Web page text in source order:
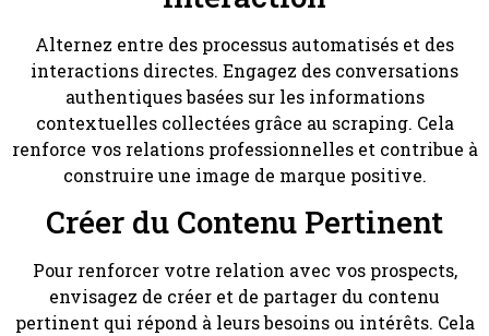
Alternez entre des processus automatisés et des
interactions directes. Engagez des conversations
authentiques basées sur les informations
contextuelles collectées grâce au scraping. Cela
renforce vos relations professionnelles et contribue à
construire une image de marque positive.
Créer du Contenu Pertinent
Pour renforcer votre relation avec vos prospects,
envisagez de créer et de partager du contenu
pertinent qui répond à leurs besoins ou intérêts. Cela